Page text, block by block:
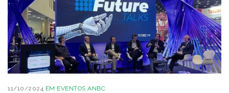
11/10/2024 EM EVENTOS ANBC